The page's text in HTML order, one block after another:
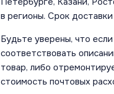
в регионы. Срок
Будьте уверены, что
соответствовать
товар, либо
стоимость почтовых